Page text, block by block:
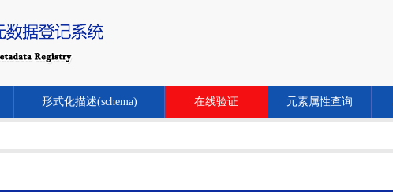
形式化描述(schema) 在线验证 元素属性查询